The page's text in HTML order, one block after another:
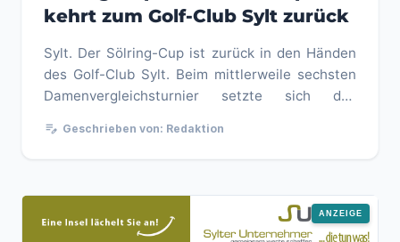
kehrt zum Golf-Club Sylt zurück
Sylt. Der Sölring-Cup ist zurück in den Händen
des Golf-Club Sylt. Beim mittlerweile sechsten
Damenvergleichsturnier setzte sich das
edit_note Geschrieben von: Redaktion